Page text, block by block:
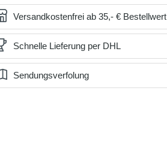
Versandkostenfrei ab 35,- € Bestellwert
Schnelle Lieferung per DHL
Sendungsverfolung